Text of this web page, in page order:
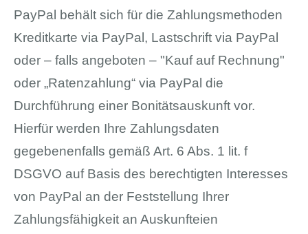
PayPal behält sich für die Zahlungsmethoden
Kreditkarte via PayPal, Lastschrift via PayPal
oder – falls angeboten – "Kauf auf Rechnung"
oder „Ratenzahlung“ via PayPal die
Durchführung einer Bonitätsauskunft vor.
Hierfür werden Ihre Zahlungsdaten
gegebenenfalls gemäß Art. 6 Abs. 1 lit. f
DSGVO auf Basis des berechtigten Interesses
von PayPal an der Feststellung Ihrer
Zahlungsfähigkeit an Auskunfteien